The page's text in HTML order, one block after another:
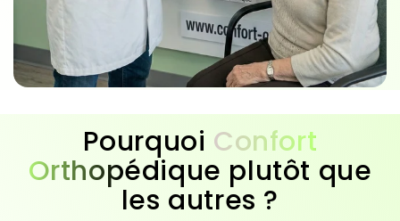
Pourquoi Confort
Orthopédique plutôt que
les autres ?